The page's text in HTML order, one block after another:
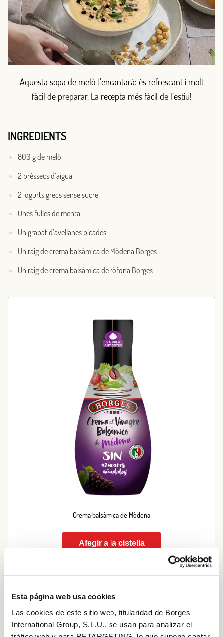
Esta página web usa cookies
Las cookies de este sitio web, titularidad de Borges
International Group, S.L.U., se usan para analizar el
Aquesta sopa de meló t’encantarà: és refrescant i molt
fàcil de preparar. La recepta més fàcil de l’estiu!
INGREDIENTS
800 g de meló
2 préssecs d’aigua
2 iogurts grecs sense sucre
Unes fulles de menta
Un grapat d’avellanes picades
Un raig de crema balsàmica de Mòdena Borges
Un raig de crema balsàmica de tòfona Borges
Crema balsàmica de Mòdena
Afegir a la cistella